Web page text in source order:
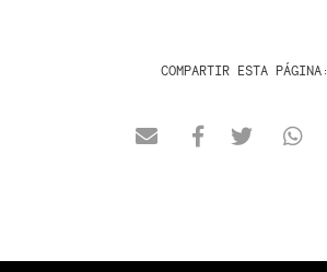
COMPARTIR ESTA PÁGINA: